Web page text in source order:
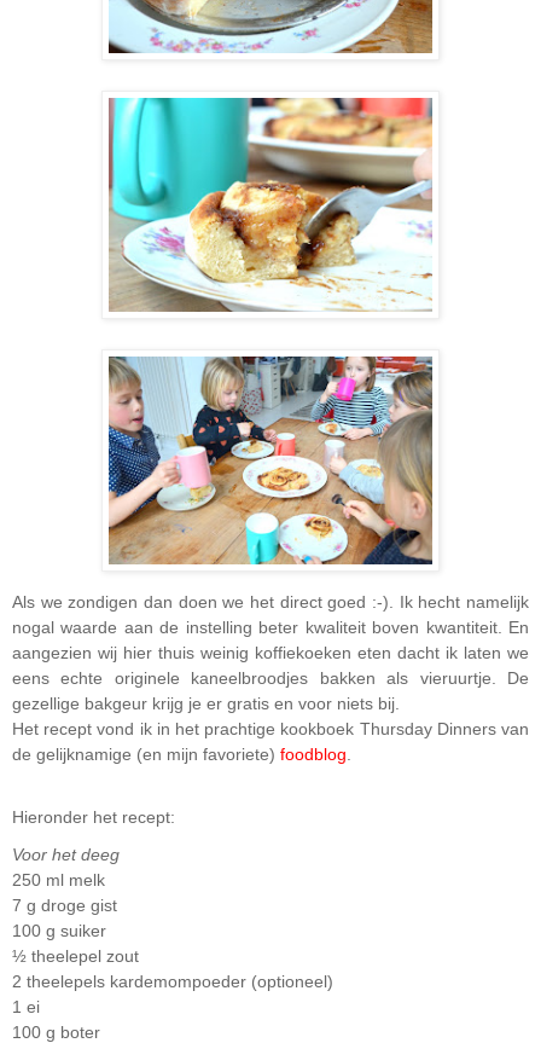
Als we zondigen dan doen we het direct goed :-). Ik hecht namelijk
nogal waarde aan de instelling beter kwaliteit boven kwantiteit. En
aangezien wij hier thuis weinig koffiekoeken eten dacht ik laten we
eens echte originele kaneelbroodjes bakken als vieruurtje. De
gezellige bakgeur krijg je er gratis en voor niets bij.
Het recept vond ik in het prachtige kookboek Thursday Dinners van
de gelijknamige (en mijn favoriete) foodblog
Hieronder het recept:
Voor het deeg
250 ml melk
7 g droge gist
100 g suiker
½ theelepel zout
2 theelepels kardemompoeder (optioneel)
1 ei
100 g boter